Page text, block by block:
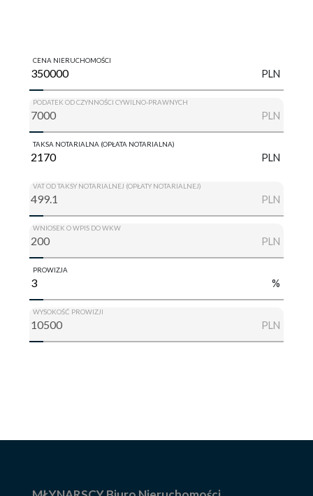
CENA NIERUCHOMOŚCI
PLN
PODATEK OD CZYNNOŚCI CYWILNO-PRAWNYCH
PLN
TAKSA NOTARIALNA (OPŁATA NOTARIALNA)
PLN
VAT OD TAKSY NOTARIALNEJ (OPŁATY NOTARIALNEJ)
PLN
WNIOSEK O WPIS DO WKW
PLN
PROWIZJA
%
WYSOKOŚĆ PROWIZJI
PLN